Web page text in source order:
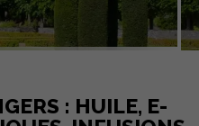
: HUILE, E-